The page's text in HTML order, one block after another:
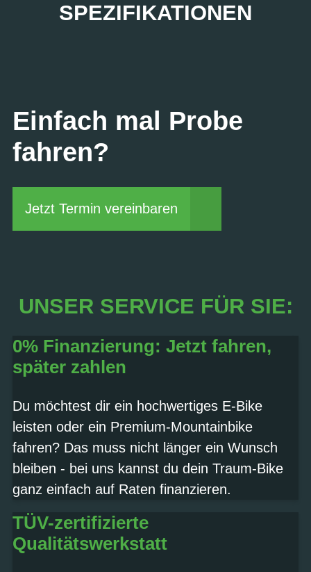
SPEZIFIKATIONEN
Einfach mal Probe
fahren?
Jetzt Termin vereinbaren
UNSER SERVICE FÜR SIE:
0% Finanzierung: Jetzt fahren,
später zahlen
Du möchtest dir ein hochwertiges E-Bike
leisten oder ein Premium-Mountainbike
fahren? Das muss nicht länger ein Wunsch
bleiben - bei uns kannst du dein Traum-Bike
ganz einfach auf Raten finanzieren.
TÜV-zertifizierte
Qualitätswerkstatt